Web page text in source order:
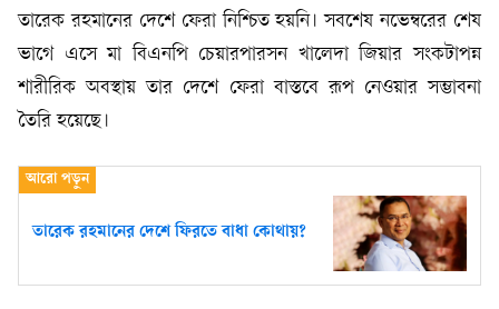
তারেক রহমানের দেশে ফেরা নিশ্চিত হয়নি। সবশেষ নভেম্বরের শেষ
ভাগে এসে মা বিএনপি চেয়ারপারসন খালেদা জিয়ার সংকটাপন্ন
শারীরিক অবস্থায় তার দেশে ফেরা বাস্তবে রূপ নেওয়ার সম্ভাবনা
তৈরি হয়েছে।
তারেক রহমানের দেশে ফিরতে বাধা কোথায়?